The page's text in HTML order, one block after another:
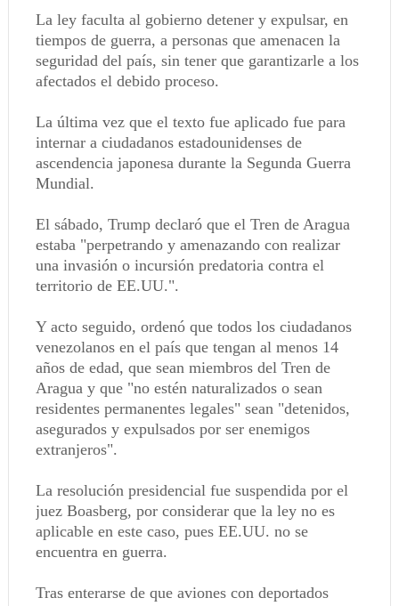
La ley faculta al gobierno detener y expulsar, en
tiempos de guerra, a personas que amenacen la
seguridad del país, sin tener que garantizarle a los
afectados el debido proceso.
La última vez que el texto fue aplicado fue para
internar a ciudadanos estadounidenses de
ascendencia japonesa durante la Segunda Guerra
Mundial.
El sábado, Trump declaró que el Tren de Aragua
estaba "perpetrando y amenazando con realizar
una invasión o incursión predatoria contra el
territorio de EE.UU.".
Y acto seguido, ordenó que todos los ciudadanos
venezolanos en el país que tengan al menos 14
años de edad, que sean miembros del Tren de
Aragua y que "no estén naturalizados o sean
residentes permanentes legales" sean "detenidos,
asegurados y expulsados por ser enemigos
extranjeros".
La resolución presidencial fue suspendida por el
juez Boasberg, por considerar que la ley no es
aplicable en este caso, pues EE.UU. no se
encuentra en guerra.
Tras enterarse de que aviones con deportados